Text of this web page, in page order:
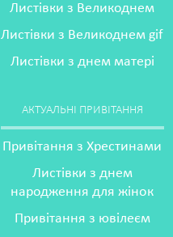
Листівки з Великоднем
Листівки з Великоднем gif
Листівки з днем матері
АКТУАЛЬНІ ПРИВІТАННЯ
Привітання з Хрестинами
Листівки з днем
народження для жінок
Привітання з ювілеєм